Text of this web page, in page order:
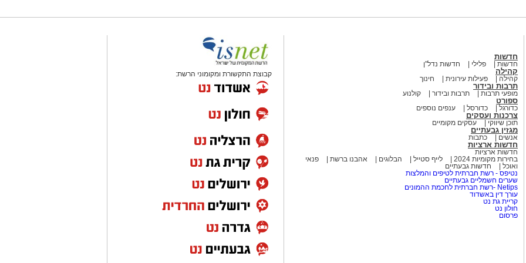
תוספת סוכר של "אחוה
הביצים, הסוכר ותמצית הווניל.
עד לקבלת תערובת אחידה.
חדשות
חדשות פלילי חדשות נדל"ן
קהילה
קהילה פעילות עירונית חינוך
תרבות ובידור
מופעי תרבות תרבות ובידור קולנוע
ספורט
כדורגל כדורסל ענפים נוספים
צרכנות ועסקים
תוכן שיווקי עסקים מקומיים
מגזין גבעתיים
אנשים כתבות
חדשות ארציות
חדשות ארציות
בחירות מקומיות 2024
לייף סטייל הבלוגים אהבנו ברשת
פנאי
ואוכל
חדשות גבעתיים
נטיפס - רשת חברתית לטיפים והמלצות
שערים חשמליים גבעתיים
Netips -רשת חברתית לחכמת ההמונים
עורך דין באשדוד
קריית גת נט
חולון נט
פרסום
קבוצת התקשורת ומקומוני הרשת: